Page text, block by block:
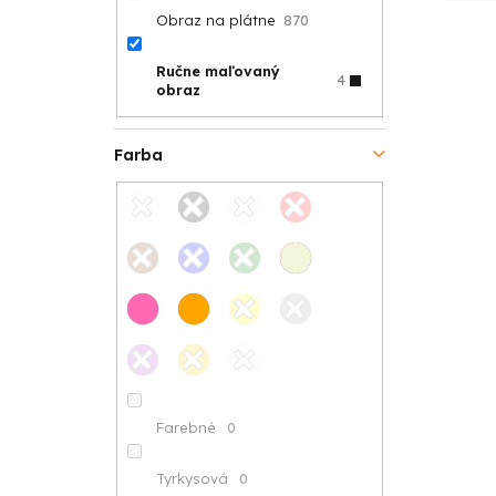
Obraz na plátne 870
Ručne maľovaný
obraz
4
Farba
Farebné 0
Tyrkysová 0